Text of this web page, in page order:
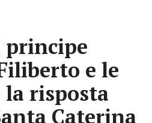
e le
risposta
Caterina